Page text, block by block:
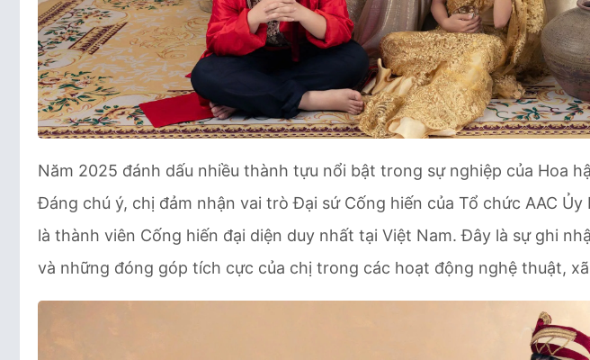
Năm 2025 đánh dấu nhiều thành tựu nổi bật trong sự nghiệp của Hoa
Đáng chú ý, chị đảm nhận vai trò Đại sứ Cống hiến của Tổ chức AAC Ủy
là thành viên Cống hiến đại diện duy nhất tại Việt Nam. Đây là sự ghi
và những đóng góp tích cực của chị trong các hoạt động nghệ thuật,